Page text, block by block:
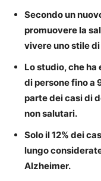
Secondo un
promuovere la
vivere uno stile
Lo studio, che
di persone fino a
parte dei casi di
non salutari.
Solo il 12% dei
lungo
Alzheimer.